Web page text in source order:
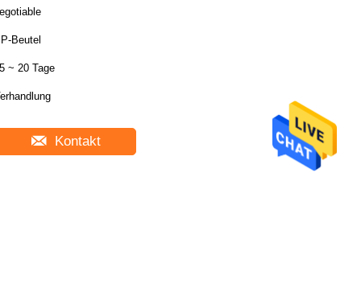
Beutel
~ 20 Tage
Kontakt